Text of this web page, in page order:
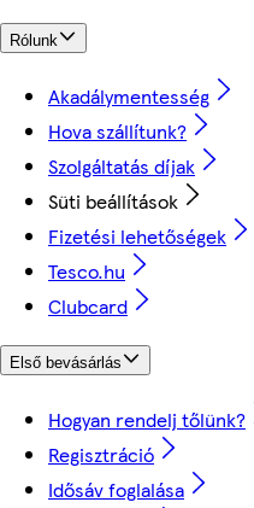
Rólunk
Akadálymentesség
Hova szállítunk?
Szolgáltatás díjak
Süti beállítások
Fizetési lehetőségek
Tesco.hu
Clubcard
Első bevásárlás
Hogyan rendelj tőlünk?
Regisztráció
Idősáv foglalása